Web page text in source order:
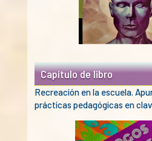
Capítulo de libro
Recreación en la escuela.
prácticas pedagógicas en